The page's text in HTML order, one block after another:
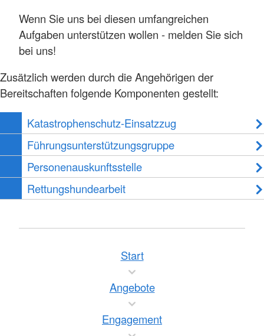
Wenn Sie uns bei diesen umfangreichen
Aufgaben unterstützen wollen - melden Sie sich
bei uns!
Zusätzlich werden durch die Angehörigen der
Bereitschaften folgende Komponenten gestellt:
Katastrophenschutz-Einsatzzug
Führungsunterstützungsgruppe
Personenauskunftsstelle
Rettungshundearbeit
Start
Angebote
Engagement